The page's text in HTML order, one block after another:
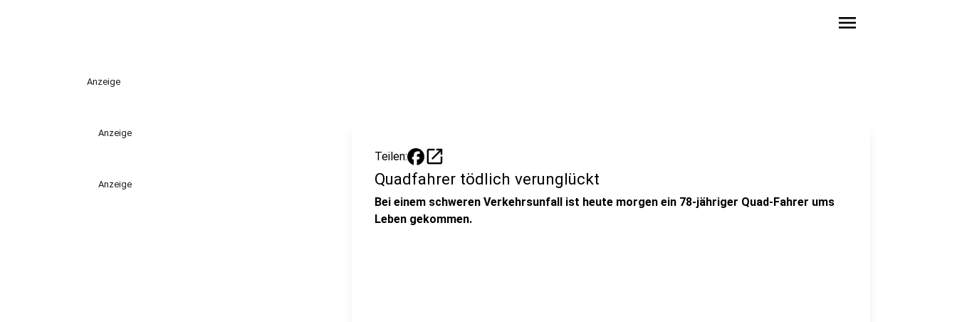
menu
Anzeige
Anzeige
Anzeige
Teilen: open_in_new
Quadfahrer tödlich verunglückt
Bei einem schweren Verkehrsunfall ist heute morgen ein 78-jähriger Quad-Fahrer ums
Leben gekommen.